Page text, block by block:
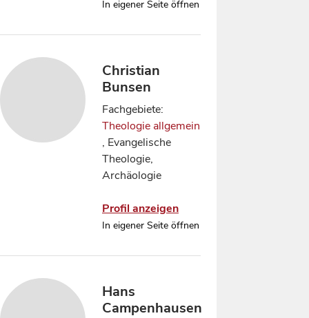
In eigener Seite öffnen
Christian
Bunsen
Fachgebiete:
Theologie allgemein
, Evangelische
Theologie,
Archäologie
Profil anzeigen
In eigener Seite öffnen
Hans
Campenhausen